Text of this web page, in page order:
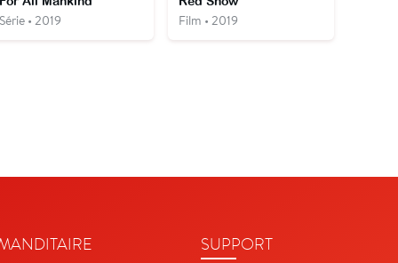
• 2019 Film • 2019
SUPPORT